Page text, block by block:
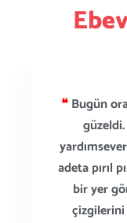
❝Bugün
adeta pırıl
bir yer